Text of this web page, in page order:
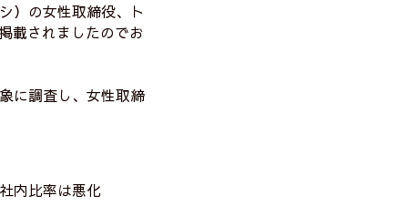
）の女性取締役、ト
載されましたのでお
に調査し、女性取締
内比率は悪化